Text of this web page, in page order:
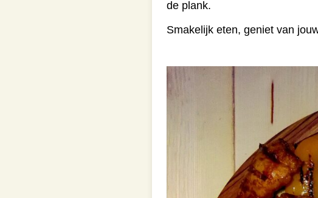
de plank.
Smakelijk eten, geniet van